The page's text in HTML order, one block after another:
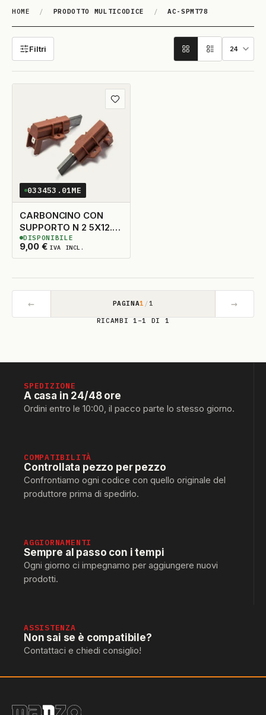
HOME / PRODOTTO MULTICODICE / AC-SPMT78
AC-SPMT78
Filtri
Aggiungi ai preferiti
033453.01ME
CARBONCINO CON
SUPPORTO N 2 5X12.5
TAGLIO A DX
9,00 € IVA INCL.
10 DISPONIBILI
DISPONIBILE
← PAGINA1 /1 →
RICAMBI 1–1 DI 1
SPEDIZIONE
A casa in 24/48 ore
Ordini entro le 10:00, il pacco parte lo stesso giorno.
COMPATIBILITÀ
Controllata pezzo per pezzo
Confrontiamo ogni codice con quello originale del
produttore prima di spedirlo.
AGGIORNAMENTI
Sempre al passo con i tempi
Ogni giorno ci impegnamo per aggiungere nuovi
prodotti.
ASSISTENZA
Non sai se è compatibile?
Contattaci e chiedi consiglio!